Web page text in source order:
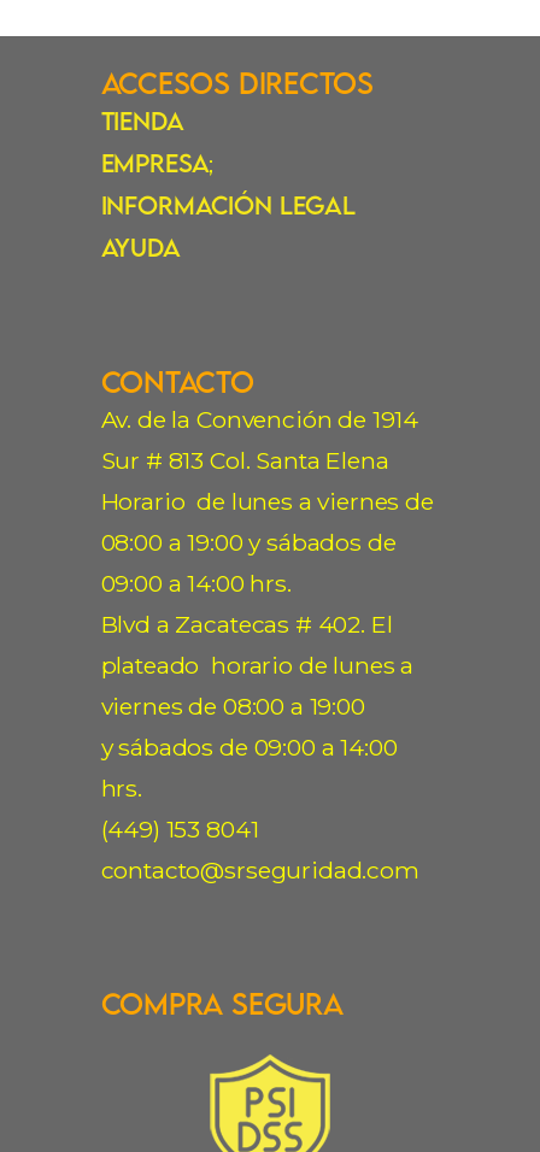
Accesos Directos
Tienda
Empresa;
Información Legal
Ayuda
Contacto
Av. de la Convención de 1914
Sur # 813 Col. Santa Elena
Horario de lunes a viernes de
08:00 a 19:00 y sábados de
09:00 a 14:00 hrs.
Blvd a Zacatecas # 402. El
plateado horario de lunes a
viernes de 08:00 a 19:00
y sábados de 09:00 a 14:00
hrs.
(449) 153 8041
contacto@srseguridad.com
Compra Segura